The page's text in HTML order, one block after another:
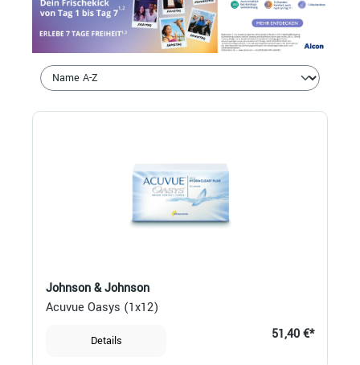
Johnson & Johnson
Acuvue Oasys (1x12)
Details 51,40 €*